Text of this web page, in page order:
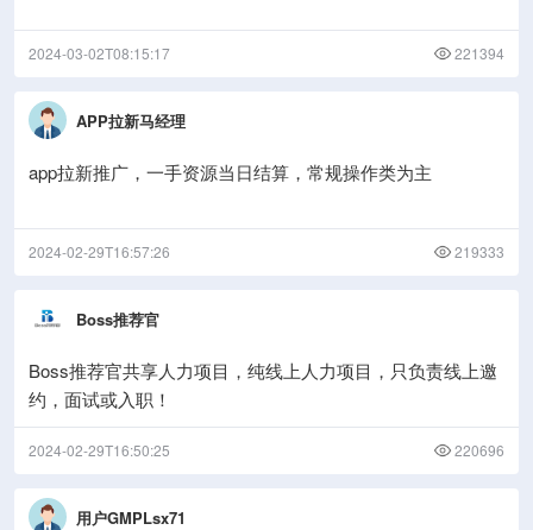
2024-03-02T08:15:17 221394
APP拉新马经理
app拉新推广，一手资源当日结算，常规操作类为主
2024-02-29T16:57:26 219333
Boss推荐官
Boss推荐官共享人力项目，纯线上人力项目，只负责线上邀
约，面试或入职！
2024-02-29T16:50:25 220696
用户GMPLsx71